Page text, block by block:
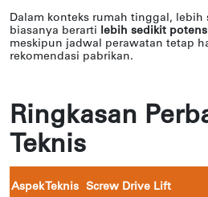
Dalam konteks rumah tinggal, lebih
biasanya berarti
lebih sedikit
meskipun jadwal perawatan tetap
rekomendasi pabrikan.
Ringkasan
Teknis
Aspek Teknis Screw Drive Lift